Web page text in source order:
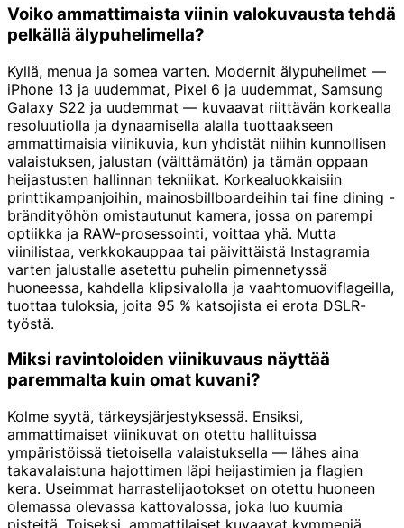
Voiko ammattimaista viinin valokuvausta tehdä
pelkällä älypuhelimella?
Kyllä, menua ja somea varten. Modernit älypuhelimet —
iPhone 13 ja uudemmat, Pixel 6 ja uudemmat, Samsung
Galaxy S22 ja uudemmat — kuvaavat riittävän korkealla
resoluutiolla ja dynaamisella alalla tuottaakseen
ammattimaisia viinikuvia, kun yhdistät niihin kunnollisen
valaistuksen, jalustan (välttämätön) ja tämän oppaan
heijastusten hallinnan tekniikat. Korkealuokkaisiin
printtikampanjoihin, mainosbillboardeihin tai fine dining -
brändityöhön omistautunut kamera, jossa on parempi
optiikka ja RAW-prosessointi, voittaa yhä. Mutta
viinilistaa, verkkokauppaa tai päivittäistä Instagramia
varten jalustalle asetettu puhelin pimennetyssä
huoneessa, kahdella klipsivalolla ja vaahtomuoviflageilla,
tuottaa tuloksia, joita 95 % katsojista ei erota DSLR-
työstä.
Miksi ravintoloiden viinikuvaus näyttää
paremmalta kuin omat kuvani?
Kolme syytä, tärkeysjärjestyksessä. Ensiksi,
ammattimaiset viinikuvat on otettu hallituissa
ympäristöissä tietoisella valaistuksella — lähes aina
takavalaistuna hajottimen läpi heijastimien ja flagien
kera. Useimmat harrastelijaotokset on otettu huoneen
olemassa olevassa kattovalossa, joka luo kuumia